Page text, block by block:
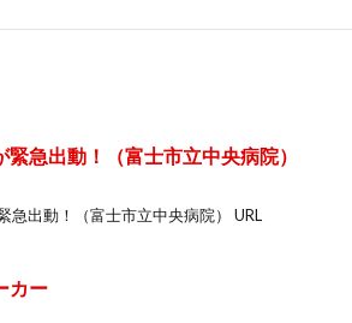
急出動！（富士市立中央病院）
急出動！（富士市立中央病院） URL
カー